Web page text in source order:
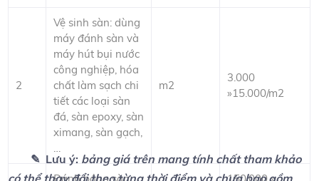
2
Vệ sinh sàn: dùng
máy đánh sàn và
máy hút bụi nước
công nghiệp, hóa
chất làm sạch chi
tiết các loại sàn
đá, sàn epoxy, sàn
ximang, sàn gạch,
…
m2
3.000
»15.000/m2
✎ Lưu ý: bảng giá trên mang tính chất tham khảo